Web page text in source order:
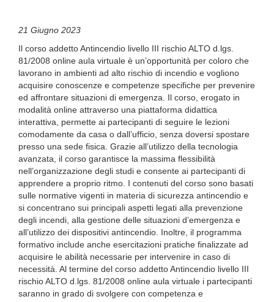
21 Giugno 2023
Il corso addetto Antincendio livello III rischio ALTO d.lgs.
81/2008 online aula virtuale è un’opportunità per coloro che
lavorano in ambienti ad alto rischio di incendio e vogliono
acquisire conoscenze e competenze specifiche per prevenire
ed affrontare situazioni di emergenza. Il corso, erogato in
modalità online attraverso una piattaforma didattica
interattiva, permette ai partecipanti di seguire le lezioni
comodamente da casa o dall’ufficio, senza doversi spostare
presso una sede fisica. Grazie all’utilizzo della tecnologia
avanzata, il corso garantisce la massima flessibilità
nell’organizzazione degli studi e consente ai partecipanti di
apprendere a proprio ritmo. I contenuti del corso sono basati
sulle normative vigenti in materia di sicurezza antincendio e
si concentrano sui principali aspetti legati alla prevenzione
degli incendi, alla gestione delle situazioni d’emergenza e
all’utilizzo dei dispositivi antincendio. Inoltre, il programma
formativo include anche esercitazioni pratiche finalizzate ad
acquisire le abilità necessarie per intervenire in caso di
necessità. Al termine del corso addetto Antincendio livello III
rischio ALTO d.lgs. 81/2008 online aula virtuale i partecipanti
saranno in grado di svolgere con competenza e